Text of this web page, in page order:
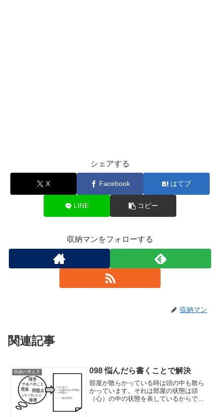
シェアする
X Facebook はてブ
LINE コピー
収納マンをフォローする
収納マン
関連記事
収納の考え方 098 悩んだら書くことで解決
部屋が散らかっている時は頭の中も散ら
かっています。それは部屋の状態は頭
（心）の中の状態を表しているからで